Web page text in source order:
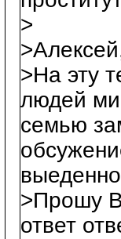
>
>На эту
людей
семью
>Прошу
ответ